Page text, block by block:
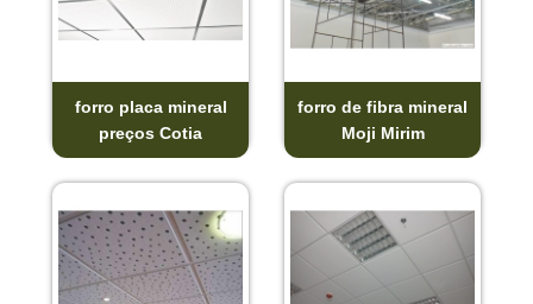
forro placa mineral
preços Cotia
forro de fibra mineral
Moji Mirim